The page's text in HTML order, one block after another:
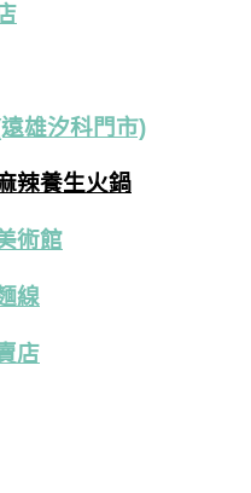
雄汐科門市)
辣養生火鍋
術館
線
店